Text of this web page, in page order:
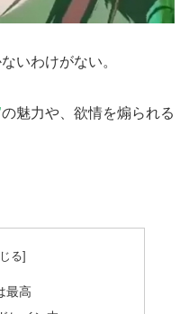
いわけがない。
の魅力や、欲情を煽られる
最高